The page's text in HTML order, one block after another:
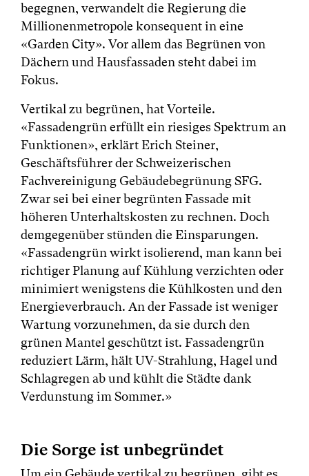
begegnen, verwandelt die Regierung die
Millionenmetropole konsequent in eine
«Garden City». Vor allem das Begrünen von
Dächern und Hausfassaden steht dabei im
Fokus.
Vertikal zu begrünen, hat Vorteile.
«Fassadengrün erfüllt ein riesiges Spektrum an
Funktionen», erklärt Erich Steiner,
Geschäftsführer der Schweizerischen
Fachvereinigung Gebäudebegrünung SFG.
Zwar sei bei einer begrünten Fassade mit
höheren Unterhaltskosten zu rechnen. Doch
demgegenüber stünden die Einsparungen.
«Fassadengrün wirkt isolierend, man kann bei
richtiger Planung auf Kühlung verzichten oder
minimiert wenigstens die Kühlkosten und den
Energieverbrauch. An der Fassade ist weniger
Wartung vorzunehmen, da sie durch den
grünen Mantel geschützt ist. Fassadengrün
reduziert Lärm, hält UV-Strahlung, Hagel und
Schlagregen ab und kühlt die Städte dank
Verdunstung im Sommer.»
Die Sorge ist unbegründet